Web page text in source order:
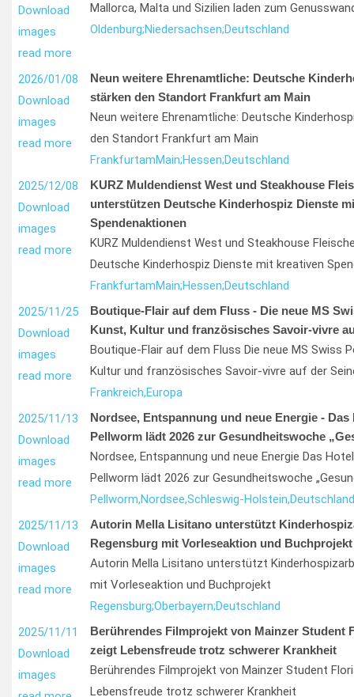
Download
images
read more
Mallorca, Malta und Sizilien laden zum
Oldenburg;Niedersachsen;Deutschland
2026/01/08
Download
images
read more
Neun weitere Ehrenamtliche: Deutsche
stärken den Standort Frankfurt am Main
Neun weitere Ehrenamtliche: Deutsche
den Standort Frankfurt am Main
FrankfurtamMain;Hessen;Deutschland
2025/12/08
Download
images
read more
KURZ Muldendienst West und Steakhouse
unterstützen Deutsche Kinderhospiz Dienste
Spendenaktionen
KURZ Muldendienst West und Steakhouse
Deutsche Kinderhospiz Dienste mit kreativen
FrankfurtamMain;Hessen;Deutschland
2025/11/25
Download
images
read more
Boutique-Flair auf dem Fluss - Die neue MS
Kunst, Kultur und französisches Savoir-vivre
Boutique-Flair auf dem Fluss Die neue MS Swiss
Kultur und französisches Savoir-vivre auf der
Frankreich,Europa
2025/11/13
Download
images
read more
Nordsee, Entspannung und neue Energie - Das
Pellworm lädt 2026 zur Gesundheitswoche
Nordsee, Entspannung und neue Energie Das
Pellworm lädt 2026 zur Gesundheitswoche
Pellworm,Nordsee,Schleswig-Holstein,Deutschland
2025/11/13
Download
images
read more
Autorin Mella Lisitano unterstützt
Regensburg mit Vorleseaktion und Buchprojekt
Autorin Mella Lisitano unterstützt
mit Vorleseaktion und Buchprojekt
Regensburg;Oberbayern;Deutschland
2025/11/11
Download
images
Berührendes Filmprojekt von Mainzer Student
zeigt Lebensfreude trotz schwerer Krankheit
Berührendes Filmprojekt von Mainzer Student
Lebensfreude trotz schwerer Krankheit